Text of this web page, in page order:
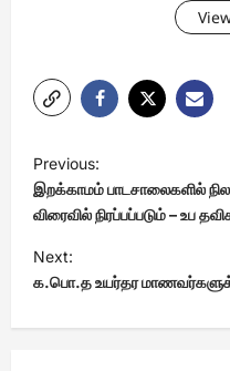
o
s
t
n
a
Previous:
இறக்காமம் பாடசாலைகளில்
விரைவில் நிரப்பப்படும் – உப
Next:
க.பொ.த உயர்தர